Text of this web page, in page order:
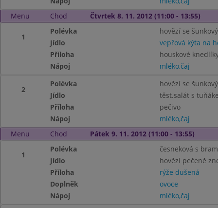
Menu
Chod Čtvrtek 8. 11. 2012 (11:00 - 13:55)
1
Polévka
hovězí se
Jídlo
vepřová kýta na
Příloha
houskové
Nápoj
mléko,čaj
2
Polévka
hovězí se
Jídlo
těst.salát s
Příloha
pečivo
Nápoj
mléko,čaj
Menu
Chod Pátek 9. 11. 2012 (11:00 - 13:55)
1
Polévka
česneková s
Jídlo
hovězí pečeně
Příloha
rýže dušená
Doplněk
ovoce
Nápoj
mléko,čaj